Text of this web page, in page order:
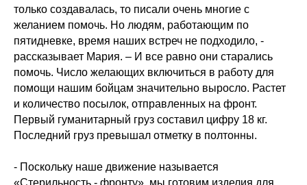
только создавалась, то писали очень многие с
желанием помочь. Но людям, работающим по
пятидневке, время наших встреч не подходило, -
рассказывает Мария. – И все равно они старались
помочь. Число желающих включиться в работу для
помощи нашим бойцам значительно выросло. Растет
и количество посылок, отправленных на фронт.
Первый гуманитарный груз составил цифру 18 кг.
Последний груз превышал отметку в полтонны.
- Поскольку наше движение называется
«Стерильность - фронту», мы готовим изделия для